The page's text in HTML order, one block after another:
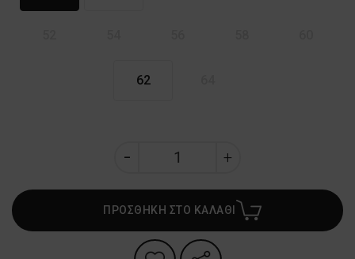
62
ΠΡΟΣΘΗΚΗ ΣΤΟ ΚΑΛΑΘΙ